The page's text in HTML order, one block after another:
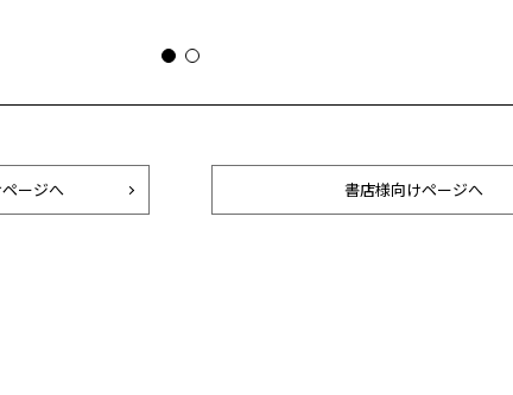
ージへ 書店様向けページへ